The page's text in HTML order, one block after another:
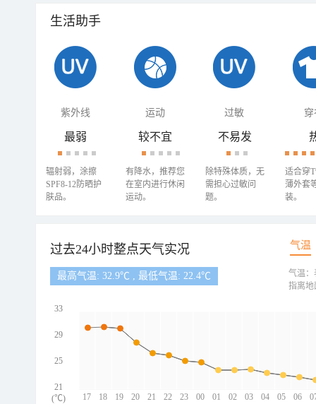
生活助手
紫外线 运动 过敏 穿
最弱
辐射弱，涂擦
SPF8-12防晒护
肤品。
较不宜
有降水，推荐您
在室内进行休闲
运动。
不易发
除特殊体质，无
需担心过敏问
题。
适合穿
薄外套
装。
过去24小时整点天气实况 气温
最高气温: 32.9℃ , 最低气温: 22.4℃
17 18 19 20 21 22 23 00 01 02 03 04 05 06
33
29
25
21
(℃)
气温：
指离地